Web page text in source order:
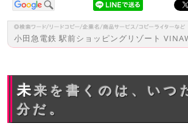
小田急電鉄 駅前ショッピングリゾート
未来を書くのは、いつだって、自
分だ。